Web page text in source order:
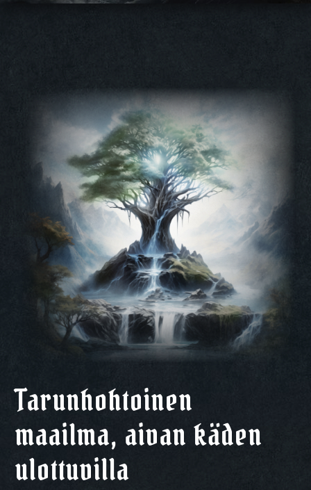
Tarunhohtoinen
maailma, aivan käden
ulottuvilla